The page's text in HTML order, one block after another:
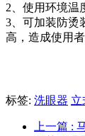
2 、使用环境
3 、可加装防
高，造成使用
标签: 洗眼器 立
上一篇 :